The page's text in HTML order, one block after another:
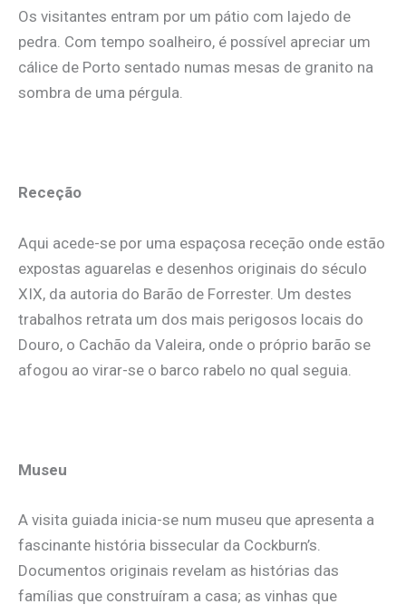
Os visitantes entram por um pátio com lajedo de
pedra. Com tempo soalheiro, é possível apreciar um
cálice de Porto sentado numas mesas de granito na
sombra de uma pérgula.
Receção
Aqui acede-se por uma espaçosa receção onde estão
expostas aguarelas e desenhos originais do século
XIX, da autoria do Barão de Forrester. Um destes
trabalhos retrata um dos mais perigosos locais do
Douro, o Cachão da Valeira, onde o próprio barão se
afogou ao virar-se o barco rabelo no qual seguia.
Museu
A visita guiada inicia-se num museu que apresenta a
fascinante história bissecular da Cockburn’s.
Documentos originais revelam as histórias das
famílias que construíram a casa; as vinhas que